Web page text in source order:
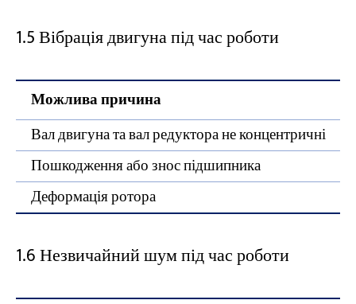
1.5 Вібрація двигуна під час роботи
Можлива причина
Вал двигуна та вал редуктора не концентричні
Пошкодження або знос підшипника
Деформація ротора
1.6 Незвичайний шум під час роботи